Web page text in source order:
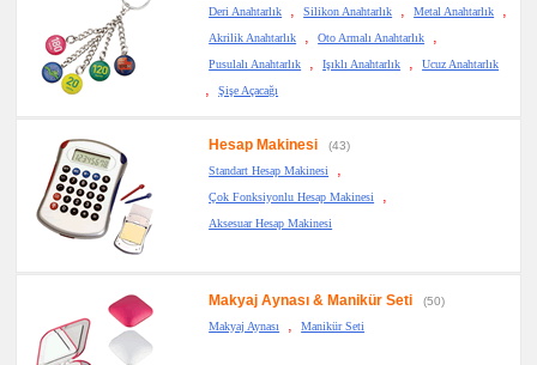
Deri Anahtarlık
, Silikon Anahtarlık , Metal Anahtarlık ,
Akrilik Anahtarlık , Oto Armalı Anahtarlık ,
Pusulalı Anahtarlık , Işıklı Anahtarlık , Ucuz Anahtarlık
, Şişe Açacağı
Hesap Makinesi
(43)
Standart Hesap Makinesi
,
Çok Fonksiyonlu Hesap Makinesi ,
Aksesuar Hesap Makinesi
Makyaj Aynası & Manikür Seti
(50)
Makyaj Aynası
, Manikür Seti
promosyon
Şerit
Metre
&
Mezura
Çakı
&
El
Feneri
promosyon
Çakmak
Çanta
Askısı